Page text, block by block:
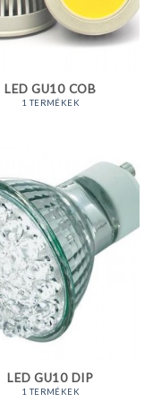
LED GU10 COB
1 TERMÉKEK
LED GU10 DIP
1 TERMÉKEK